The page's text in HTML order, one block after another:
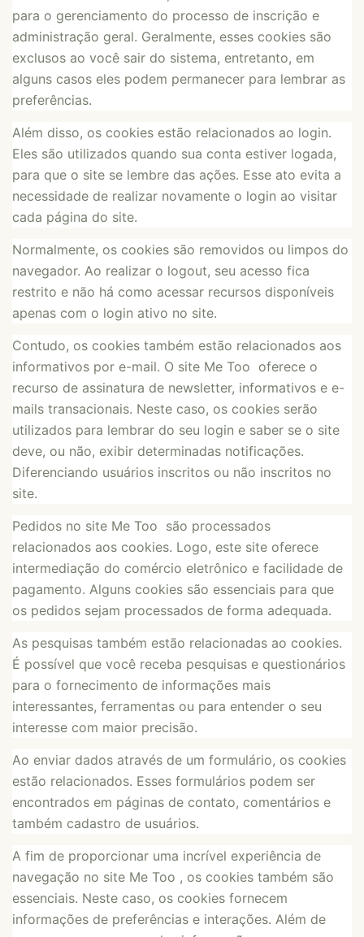
para o gerenciamento do processo de inscrição e
administração geral. Geralmente, esses cookies são
exclusos ao você sair do sistema, entretanto, em
alguns casos eles podem permanecer para lembrar as
preferências.
Além disso, os cookies estão relacionados ao login.
Eles são utilizados quando sua conta estiver logada,
para que o site se lembre das ações. Esse ato evita a
necessidade de realizar novamente o login ao visitar
cada página do site.
Normalmente, os cookies são removidos ou limpos do
navegador. Ao realizar o logout, seu acesso fica
restrito e não há como acessar recursos disponíveis
apenas com o login ativo no site.
Contudo, os cookies também estão relacionados aos
informativos por e-mail. O site Me Too oferece o
recurso de assinatura de newsletter, informativos e e-
mails transacionais. Neste caso, os cookies serão
utilizados para lembrar do seu login e saber se o site
deve, ou não, exibir determinadas notificações.
Diferenciando usuários inscritos ou não inscritos no
site.
Pedidos no site Me Too são processados
relacionados aos cookies. Logo, este site oferece
intermediação do comércio eletrônico e facilidade de
pagamento. Alguns cookies são essenciais para que
os pedidos sejam processados de forma adequada.
As pesquisas também estão relacionadas ao cookies.
É possível que você receba pesquisas e questionários
para o fornecimento de informações mais
interessantes, ferramentas ou para entender o seu
interesse com maior precisão.
Ao enviar dados através de um formulário, os cookies
estão relacionados. Esses formulários podem ser
encontrados em páginas de contato, comentários e
também cadastro de usuários.
A fim de proporcionar uma incrível experiência de
navegação no site Me Too , os cookies também são
essenciais. Neste caso, os cookies fornecem
informações de preferências e interações. Além de